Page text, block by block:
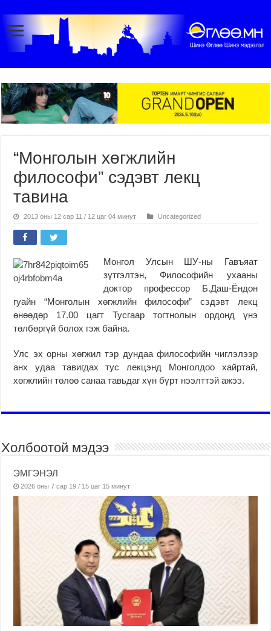
“Монголын хөгжлийн
философи” сэдэвт лекц
тавина
2013 оны 12 сар 11 / 12 цаг 04 минут Uncategorized
Монгол Улсын ШУ-ны Гавъяат
зүтгэлтэн, Философийн ухааны
доктор профессор Б.Даш-Ёндон
гуайн “Монголын хөгжлийн философи” сэдэвт лекц
өнөөдөр 17.00 цагт Тусгаар тогтнолын ордонд үнэ
төлбөргүй болох гэж байна.
Улс эх орны хөгжил тэр дундаа философийн чиглэлээр
анх удаа тавигдах тус лекцэнд Монголдоо хайртай,
хөгжлийн төлөө санаа тавьдаг хүн бүрт нээлттэй ажээ.
Холбоотой мэдээ
ЭМГЭНЭЛ
2026 оны 7 сар 19 / 15 цаг 15 минут